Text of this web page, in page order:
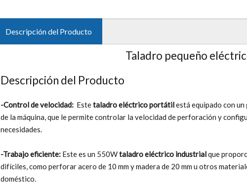
Descripción del Producto
Taladro pequeño
Descripción del Producto
-Control de velocidad: Estetaladro eléctrico portátilestá equipado con
de la máquina, que le permite controlar la velocidad de perforación y
necesidades.
-Trabajo eficiente: Este es un 550Wtaladro eléctrico industrialque
difíciles, como perforar acero de 10 mm y madera de 20 mm u otros
doméstico.